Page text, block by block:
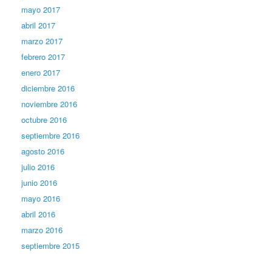
mayo 2017
abril 2017
marzo 2017
febrero 2017
enero 2017
diciembre 2016
noviembre 2016
octubre 2016
septiembre 2016
agosto 2016
julio 2016
junio 2016
mayo 2016
abril 2016
marzo 2016
septiembre 2015